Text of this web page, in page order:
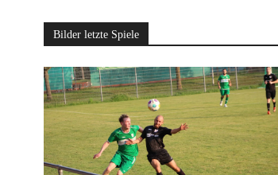
Bilder letzte Spiele